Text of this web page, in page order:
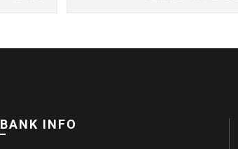
BANK INFO